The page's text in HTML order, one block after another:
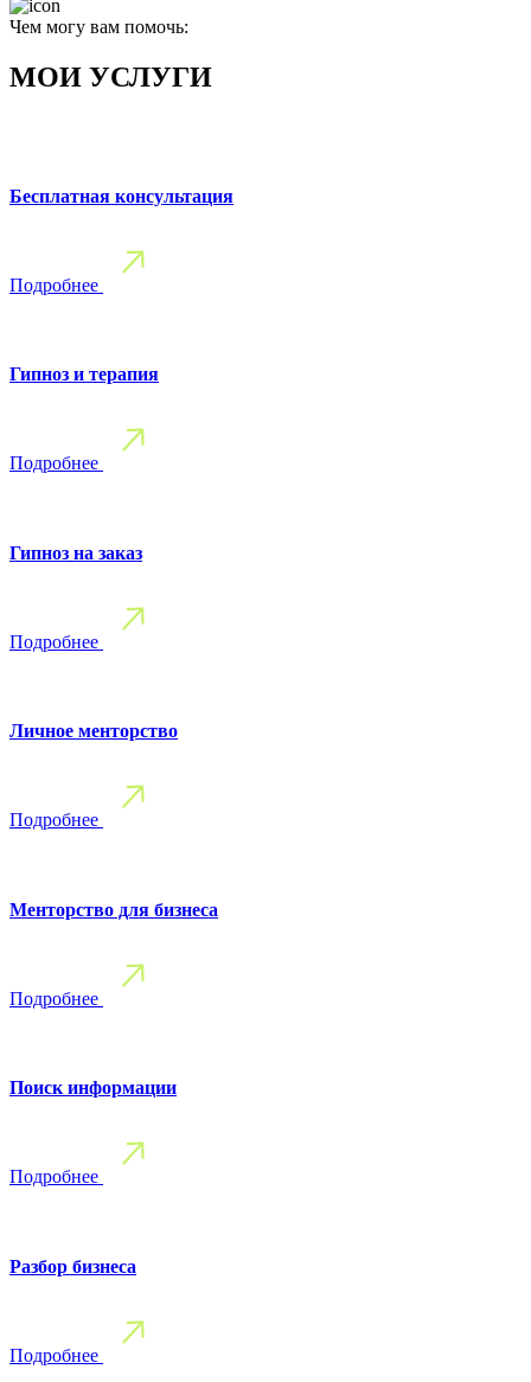
Чем могу вам помочь:
МОИ УСЛУГИ
Бесплатная консультация
Подробнее
Гипноз и терапия
Подробнее
Гипноз на заказ
Подробнее
Личное менторство
Подробнее
Менторство для бизнеса
Подробнее
Поиск информации
Подробнее
Разбор бизнеса
Подробнее